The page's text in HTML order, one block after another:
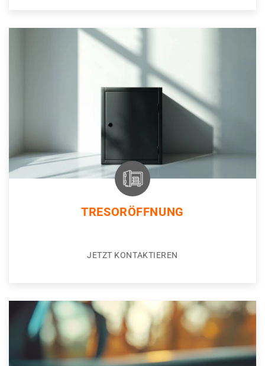
TRESORÖFFNUNG
JETZT KONTAKTIEREN